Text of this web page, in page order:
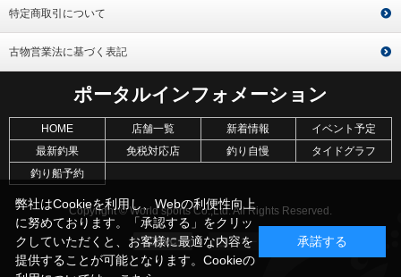
特定商取引について
古物営業法に基づく表記
ポータルインフォメーション
HOME 店舗一覧 新着情報
イベント予定
最新釣果
免税対応店 釣り自慢
タイドグラフ
釣り船予約
Copyright © World sports Co.,Ltd. All Rights Reserved.
弊社はCookieを利用し、Webの利便性向上
に努めております。「承認する」をクリッ
クしていただくと、お客様に最適な内容を
提供することが可能となります。Cookieの
承諾する